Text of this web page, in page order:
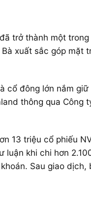
trở thành một
xuất sắc góp mặt
đông lớn nắm
thông qua Công
13 triệu cổ phiếu
khi chi hơn
Sau giao